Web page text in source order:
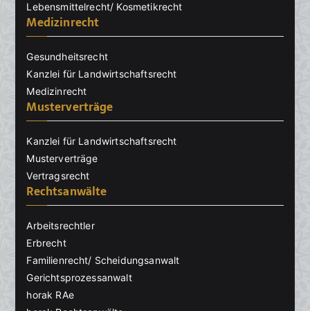
Lebensmittelrecht/ Kosmetikrecht
Medizinrecht
Gesundheitsrecht
Kanzlei für Landwirtschaftsrecht
Medizinrecht
Musterverträge
Kanzlei für Landwirtschaftsrecht
Musterverträge
Vertragsrecht
Rechtsanwälte
Arbeitsrechtler
Erbrecht
Familienrecht/ Scheidungsanwalt
Gerichtsprozessanwalt
horak RAe